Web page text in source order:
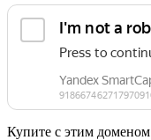
Купите с этим доменом